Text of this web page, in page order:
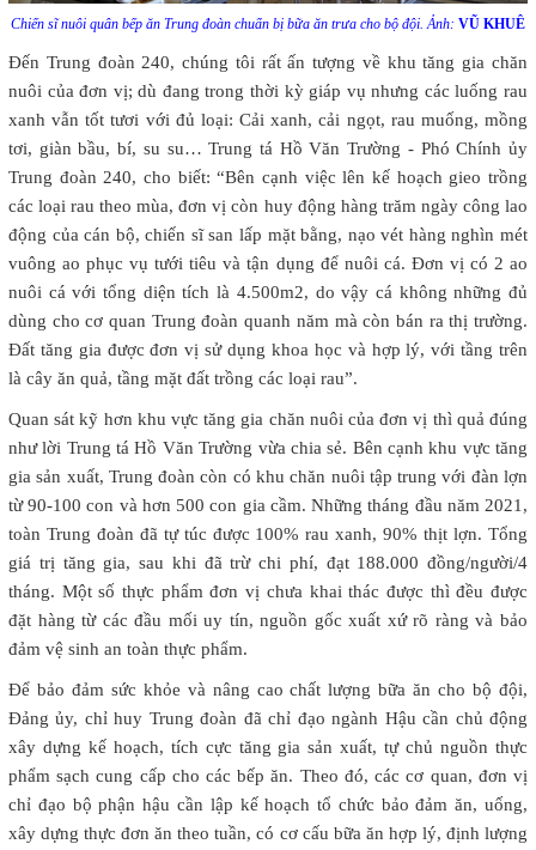
Chiến sĩ nuôi quân bếp ăn Trung đoàn chuẩn bị bữa ăn trưa cho bộ đội. Ảnh: VŨ KHUÊ
Đến Trung đoàn 240, chúng tôi rất ấn tượng về khu tăng gia chăn
nuôi của đơn vị; dù đang trong thời kỳ giáp vụ nhưng các luống rau
xanh vẫn tốt tươi với đủ loại: Cải xanh, cải ngọt, rau muống, mồng
tơi, giàn bầu, bí, su su… Trung tá Hồ Văn Trường - Phó Chính ủy
Trung đoàn 240, cho biết: “Bên cạnh việc lên kế hoạch gieo trồng
các loại rau theo mùa, đơn vị còn huy động hàng trăm ngày công lao
động của cán bộ, chiến sĩ san lấp mặt bằng, nạo vét hàng nghìn mét
vuông ao phục vụ tưới tiêu và tận dụng để nuôi cá. Đơn vị có 2 ao
nuôi cá với tổng diện tích là 4.500m2, do vậy cá không những đủ
dùng cho cơ quan Trung đoàn quanh năm mà còn bán ra thị trường.
Đất tăng gia được đơn vị sử dụng khoa học và hợp lý, với tầng trên
là cây ăn quả, tầng mặt đất trồng các loại rau”.
Quan sát kỹ hơn khu vực tăng gia chăn nuôi của đơn vị thì quả đúng
như lời Trung tá Hồ Văn Trường vừa chia sẻ. Bên cạnh khu vực tăng
gia sản xuất, Trung đoàn còn có khu chăn nuôi tập trung với đàn lợn
từ 90-100 con và hơn 500 con gia cầm. Những tháng đầu năm 2021,
toàn Trung đoàn đã tự túc được 100% rau xanh, 90% thịt lợn. Tổng
giá trị tăng gia, sau khi đã trừ chi phí, đạt 188.000 đồng/người/4
tháng. Một số thực phẩm đơn vị chưa khai thác được thì đều được
đặt hàng từ các đầu mối uy tín, nguồn gốc xuất xứ rõ ràng và bảo
đảm vệ sinh an toàn thực phẩm.
Để bảo đảm sức khỏe và nâng cao chất lượng bữa ăn cho bộ đội,
Đảng ủy, chỉ huy Trung đoàn đã chỉ đạo ngành Hậu cần chủ động
xây dựng kế hoạch, tích cực tăng gia sản xuất, tự chủ nguồn thực
phẩm sạch cung cấp cho các bếp ăn. Theo đó, các cơ quan, đơn vị
chỉ đạo bộ phận hậu cần lập kế hoạch tổ chức bảo đảm ăn, uống,
xây dựng thực đơn ăn theo tuần, có cơ cấu bữa ăn hợp lý, định lượng